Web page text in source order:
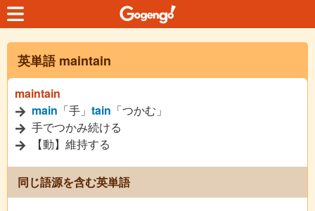
英単語 maintain
maintain
main 「手」 tain 「つかむ」
手でつかみ続ける
【動】維持する
同じ語源を含む英単語